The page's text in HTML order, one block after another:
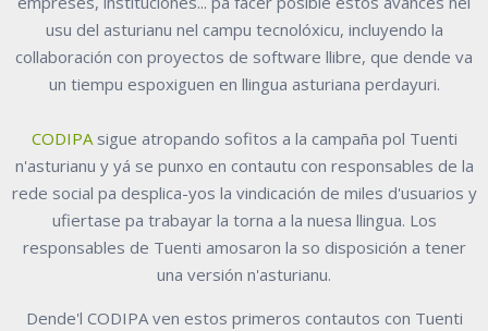
usu del asturianu nel campu tecnolóxicu, incluyendo la
collaboración con proyectos de software llibre, que dende va
un tiempu espoxiguen en llingua asturiana perdayuri.
CODIPAsigue atropando sofitos a la campaña pol Tuenti
n'asturianu y yá se punxo en contautu con responsables de la
rede social pa desplica-yos la vindicación de miles d'usuarios y
ufiertase pa trabayar la torna a la nuesa llingua. Los
responsables de Tuenti amosaron la so disposición a tener
una versión n'asturianu.
Dende'l CODIPA ven estos primeros contautos con Tuenti